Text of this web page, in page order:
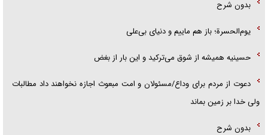
بدون شرح
یوم‌الحسرة؛ باز هم ماییم و دنیای بی‌علی
حسینیه همیشه از شوق می‌ترکید و این بار از بغض
دعوت از مردم برای وداع/مسئولان و امت مبعوث اجازه نخواهند داد مطالبات
ولی خدا بر زمین بماند
بدون شرح